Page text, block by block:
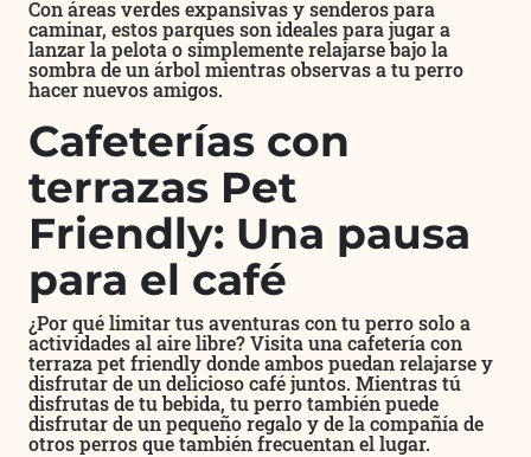
Con áreas verdes expansivas y senderos para
caminar, estos parques son ideales para jugar a
lanzar la pelota o simplemente relajarse bajo la
sombra de un árbol mientras observas a tu perro
hacer nuevos amigos.
Cafeterías con
terrazas Pet
Friendly: Una pausa
para el café
¿Por qué limitar tus aventuras con tu perro solo a
actividades al aire libre? Visita una cafetería con
terraza pet friendly donde ambos puedan relajarse y
disfrutar de un delicioso café juntos. Mientras tú
disfrutas de tu bebida, tu perro también puede
disfrutar de un pequeño regalo y de la compañía de
otros perros que también frecuentan el lugar.